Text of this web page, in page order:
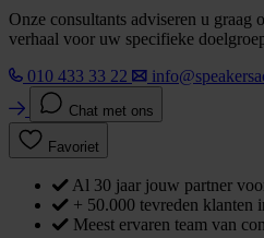
Onze consultants adviseren u
verhaal voor uw specifieke
010 433 33 22
Chat met ons
Favoriet
Al 30 jaar jouw partner
+ 50.000 tevreden klanten
Meest ervaren team van